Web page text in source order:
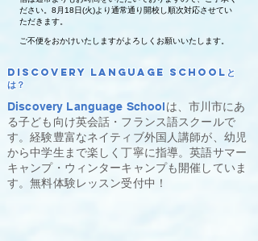
ださい。 8月18日(火)より通常通り開校し順次対応させてい
ただきます。
ご不便をおかけいたしますがよろしくお願いいたします。
Discovery Language Schoolと
は？
Discovery Language Schoolは、市川市にあ
る子ども向け英会話・フランス語スクールで
す。経験豊富なネイティブ外国人講師が、幼児
から中学生まで楽しく丁寧に指導。英語サマー
キャンプ・ウィンターキャンプも開催していま
す。無料体験レッスン受付中！